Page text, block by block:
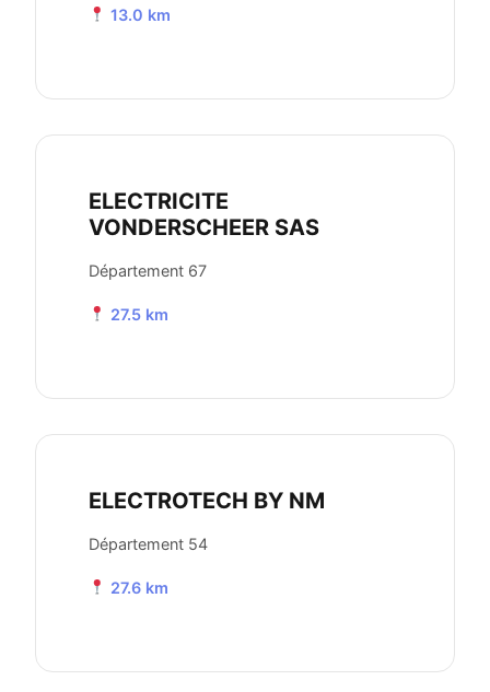
13.0 km
ELECTRICITE
VONDERSCHEER SAS
Département 67
27.5 km
ELECTROTECH BY NM
Département 54
27.6 km